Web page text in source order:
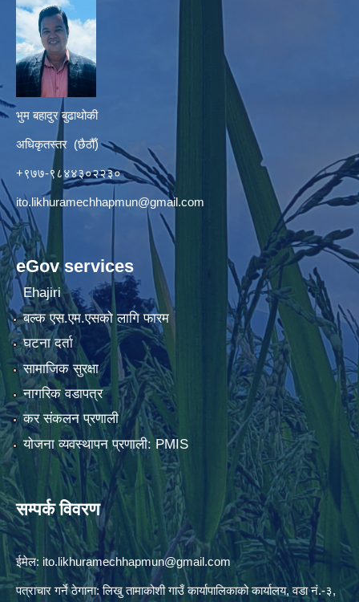
भुम बहादुर बुढाथोकी
अधिकृतस्तर (छैठौँ)
+९७७-९८४४३०२२३०
ito.likhuramechhapmun@gmail.com
eGov services
Ehajiri
बल्क एस.एम.एसको लागि फारम
घटना दर्ता
सामाजिक सुरक्षा
नागरिक वडापत्र
कर संकलन प्रणाली
योजना व्यवस्थापन प्रणाली: PMIS
सम्पर्क विवरण
ईमेल: ito.likhuramechhapmun@gmail.com
पत्राचार गर्ने ठेगाना: लिखु तामाकोशी गाउँ कार्यापालिकाको कार्यालय, वडा नं.-३,